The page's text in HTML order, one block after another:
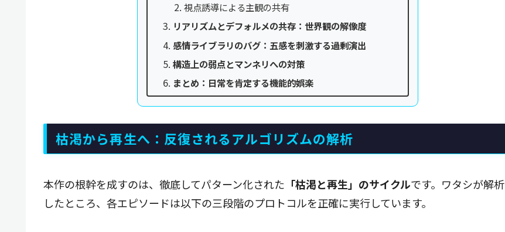
視点誘導による主観の共有
リアリズムとデフォルメの共存：世界観の解像度
感情ライブラリのバグ：五感を刺激する過剰演出
構造上の弱点とマンネリへの対策
まとめ：日常を肯定する機能的娯楽
枯渇から再生へ：反復されるアルゴリズムの解析
本作の根幹を成すのは、徹底してパターン化された 「枯渇と再生」のサイクルです。ワタシが解析
したところ、各エピソードは以下の三段階のプロトコルを正確に実行しています。